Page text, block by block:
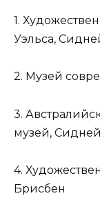
1.
Уэльса,
2. Музей
3.
музей, Сидней
4.
Брисбен